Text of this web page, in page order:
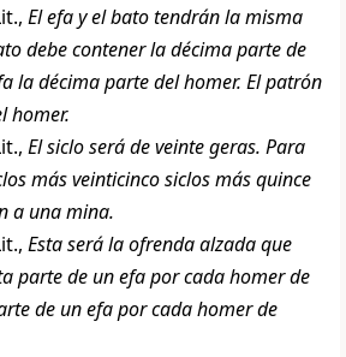
El efa y el bato tendrán la misma
debe contener la décima parte de
la décima parte del homer. El patrón
homer.
El siclo será de veinte geras. Para
más veinticinco siclos más quince
a una mina.
Esta será la ofrenda alzada que
parte de un efa por cada homer de
de un efa por cada homer de